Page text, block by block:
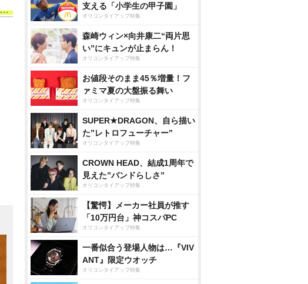
支える「小学生の甲子園」
オリコンタイアップ特集
森崎ウィン×向井康二“両片思
い”にキュンが止まらん！
オリコンタイアップ特集
お値段そのまま45％増量！フ
ァミマ夏の大盤振る舞い
オリコンタイアップ特集
SUPER★DRAGON、自ら描い
た”レトロフューチャー”
オリコンタイアップ特集
CROWN HEAD、結成1周年で
見えた”バンドらしさ”
オリコンタイアップ特集
【驚愕】メーカー社員が推す
「10万円台」神コスパPC
オリコンタイアップ特集
一番似合う登場人物は…『VIV
ANT』限定ウオッチ
オリコンタイアップ特集